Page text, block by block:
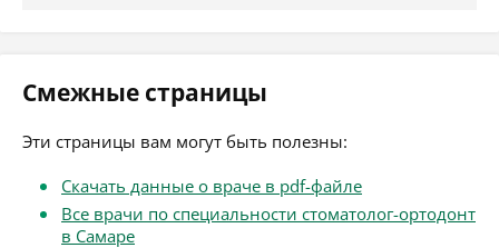
Смежные страницы
Эти страницы вам могут быть полезны:
Скачать данные о враче в pdf-файле
Все врачи по специальности стоматолог-ортодонт
в Самаре